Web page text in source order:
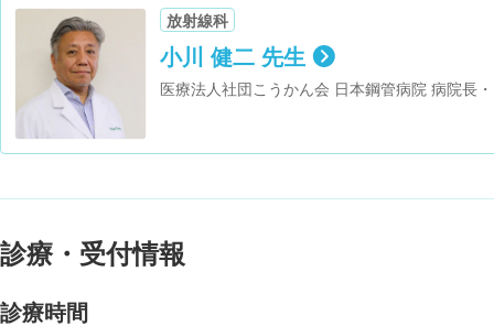
放射線科
小川 健二 先生
医療法人社団こうかん会 日本鋼管病院 病院長
診療・受付情報
診療時間